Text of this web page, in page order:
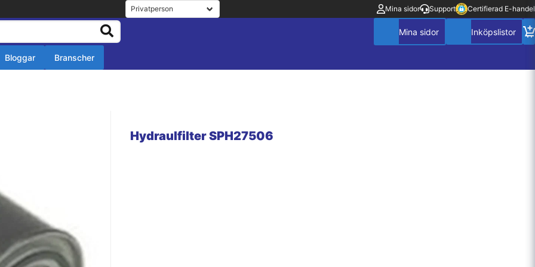
Mina sidor Support Certifierad E-handel
Bloggar Branscher
Hydraulfilter SPH27506